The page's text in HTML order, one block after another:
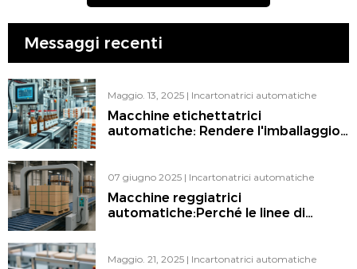
Messaggi recenti
Maggio. 13, 2025 | Incartonatrici automatiche
Macchine etichettatrici
automatiche: Rendere l'imballaggio
07 giugno 2025 | Incartonatrici automatiche
Macchine reggiatrici
automatiche:Perché le linee di
volta
Maggio. 21, 2025 | Incartonatrici automatiche